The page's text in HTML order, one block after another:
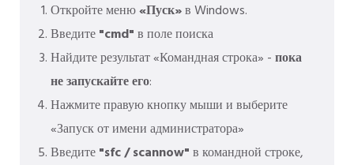
Откройте меню«Пуск»в Windows.
Введите"cmd"в поле поиска
Найдите результат «Командная строка» -пока
не запускайте его:
Нажмите правую кнопку мыши и выберите
«Запуск от имени администратора»
Введите"sfc / scannow"в командной строке,